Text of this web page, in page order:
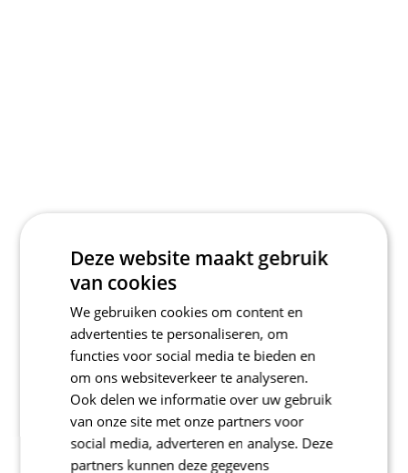
Deze website maakt gebruik
van cookies
We gebruiken cookies om content en
advertenties te personaliseren, om
functies voor social media te bieden en
om ons websiteverkeer te analyseren.
Ook delen we informatie over uw gebruik
van onze site met onze partners voor
social media, adverteren en analyse. Deze
partners kunnen deze gegevens